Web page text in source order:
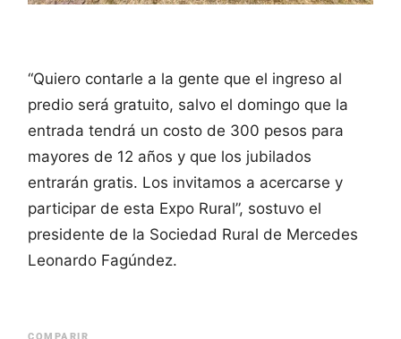
“Quiero contarle a la gente que el ingreso al
predio será gratuito, salvo el domingo que la
entrada tendrá un costo de 300 pesos para
mayores de 12 años y que los jubilados
entrarán gratis. Los invitamos a acercarse y
participar de esta Expo Rural”, sostuvo el
presidente de la Sociedad Rural de Mercedes
Leonardo Fagúndez.
COMPARIR